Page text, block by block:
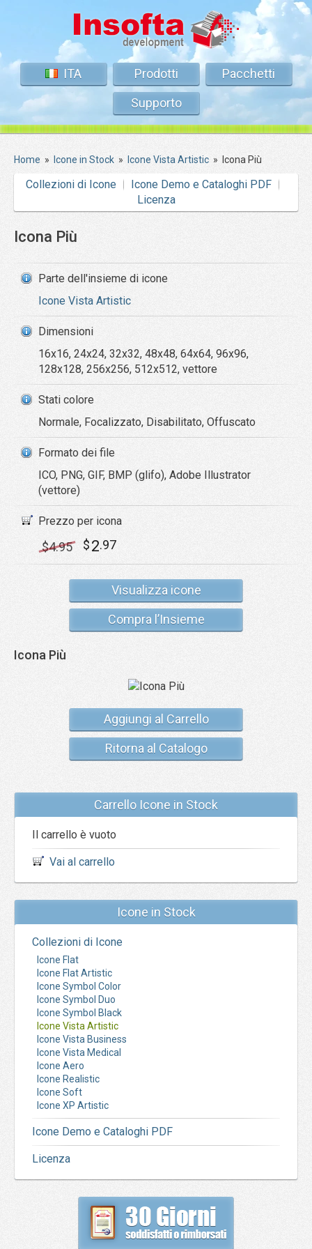
ITA Prodotti
Pacchetti
Supporto
Home » Icone in Stock » Icone Vista Artistic » Icona Più
Collezioni di Icone
Icone Demo e Cataloghi PDF
Licenza
Icona Più
Parte dell'insieme di icone
Icone Vista Artistic
Dimensioni
16x16, 24x24, 32x32, 48x48, 64x64, 96x96,
128x128, 256x256, 512x512, vettore
Stati colore
Normale, Focalizzato, Disabilitato, Offuscato
Formato dei file
ICO, PNG, GIF, BMP (glifo), Adobe Illustrator
(vettore)
Prezzo per icona
$4.95 $2.97
Visualizza icone
Compra l’Insieme
Icona Più
Aggiungi al Carrello
Ritorna al Catalogo
Carrello Icone in Stock
Il carrello è vuoto
Vai al carrello
Icone in Stock
Collezioni di Icone
Icone Flat
Icone Flat Artistic
Icone Symbol Color
Icone Symbol Duo
Icone Symbol Black
Icone Vista Artistic
Icone Vista Business
Icone Vista Medical
Icone Aero
Icone Realistic
Icone Soft
Icone XP Artistic
Icone Demo e Cataloghi PDF
Licenza